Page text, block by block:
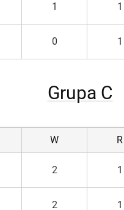
1 1
0 1
Grupa C
W R
2 1
2 1